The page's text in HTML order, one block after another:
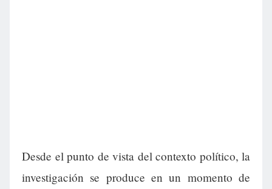
Desde el punto de vista del contexto político, la
investigación se produce en un momento de